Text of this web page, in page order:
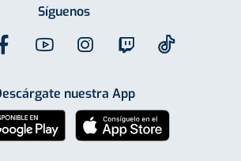
Síguenos
nuestra App